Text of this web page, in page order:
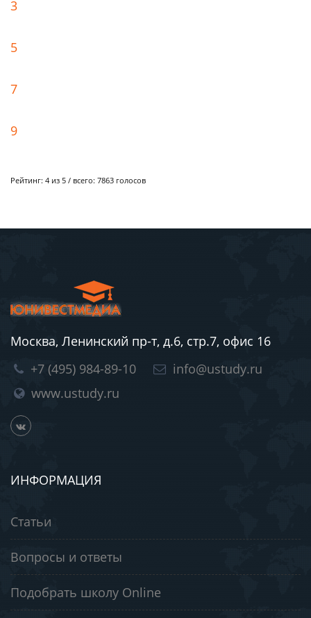
3
5
7
9
Рейтинг: 4 из 5 / всего: 7863 голосов
Москва, Ленинский пр-т, д.6, стр.7, офис 16
+7 (495) 984-89-10
info@ustudy.ru
www.ustudy.ru
ИНФОРМАЦИЯ
Статьи
Вопросы и ответы
Подобрать школу Online